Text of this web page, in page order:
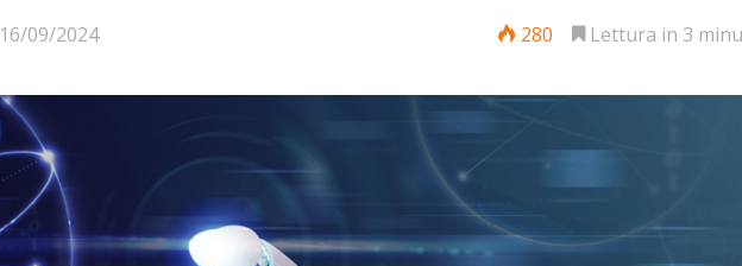
16/09/2024 280 Lettura in 3